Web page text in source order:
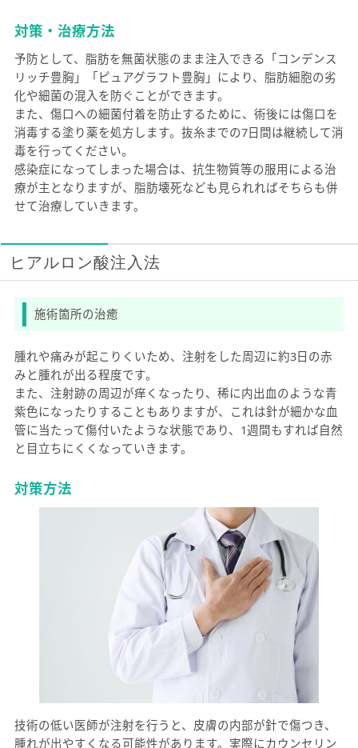
対策・治療方法
予防として、脂肪を無菌状態のまま注入できる「コンデンス
リッチ豊胸」「ピュアグラフト豊胸」により、脂肪細胞の劣
化や細菌の混入を防ぐことができます。
また、傷口への細菌付着を防止するために、術後には傷口を
消毒する塗り薬を処方します。抜糸までの7日間は継続して消
毒を行ってください。
感染症になってしまった場合は、抗生物質等の服用による治
療が主となりますが、脂肪壊死なども見られればそちらも併
せて治療していきます。
ヒアルロン酸注入法
施術箇所の治癒
腫れや痛みが起こりくいため、注射をした周辺に約3日の赤
みと腫れが出る程度です。
また、注射跡の周辺が痒くなったり、稀に内出血のような青
紫色になったりすることもありますが、これは針が細かな血
管に当たって傷付いたような状態であり、1週間もすれば自然
と目立ちにくくなっていきます。
対策方法
技術の低い医師が注射を行うと、皮膚の内部が針で傷つき、
腫れが出やすくなる可能性があります。実際にカウンセリン